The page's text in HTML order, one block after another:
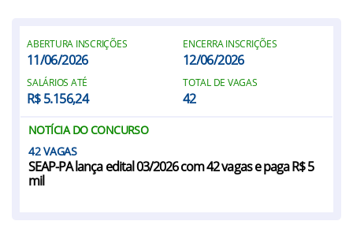
ABERTURA INSCRIÇÕES
11/06/2026
ENCERRA INSCRIÇÕES
12/06/2026
SALÁRIOS ATÉ
R$ 5.156,24
TOTAL DE VAGAS
42
NOTÍCIA DO CONCURSO
42
SEAP-PA lança edital 03/2026 com 42 vagas e paga R$ 5
mil